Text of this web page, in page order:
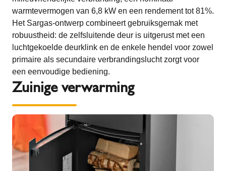
warmtevermogen van 6,8 kW en een rendement tot 81%.
Het Sargas-ontwerp combineert gebruiksgemak met
robuustheid: de zelfsluitende deur is uitgerust met een
luchtgekoelde deurklink en de enkele hendel voor zowel
primaire als secundaire verbrandingslucht zorgt voor
een eenvoudige bediening.
Zuinige verwarming